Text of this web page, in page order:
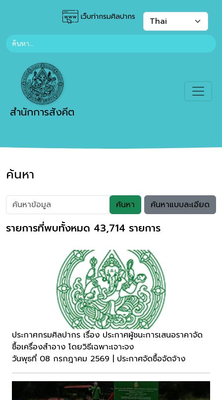
เว็บท่ากรมศิลปากร
สำนักการสังคีต
ค้นหา
ค้นหา ค้นหาแบบละเอียด
รายการที่พบทั้งหมด 43,714 รายการ
ประกาศกรมศิลปากร เรื่อง ประกาศผู้ชนะการเสนอราคาจัด
ซื้อเครื่องสำอาง โดยวิธีเฉพาะเจาะจง
วันพุธที่ 08 กรกฎาคม 2569 | ประกาศจัดซื้อจัดจ้าง